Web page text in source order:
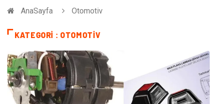
AnaSayfa Otomotiv
KATEGORI : OTOMOTIV